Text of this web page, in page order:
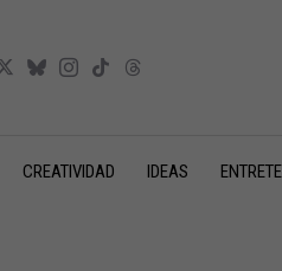
CREATIVIDAD IDEAS